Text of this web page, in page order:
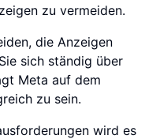
zu vermeiden.
die Anzeigen
sich ständig über
Meta auf dem
zu sein.
wird es